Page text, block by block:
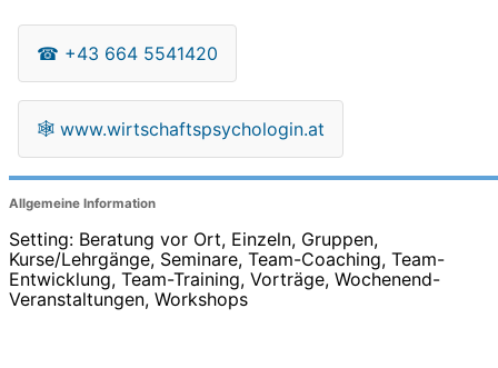
☎ +43 664 5541420
🕸 www.wirtschaftspsychologin.at
Allgemeine Information
Setting: Beratung vor Ort, Einzeln, Gruppen,
Kurse/Lehrgänge, Seminare, Team-Coaching, Team-
Entwicklung, Team-Training, Vorträge, Wochenend-
Veranstaltungen, Workshops